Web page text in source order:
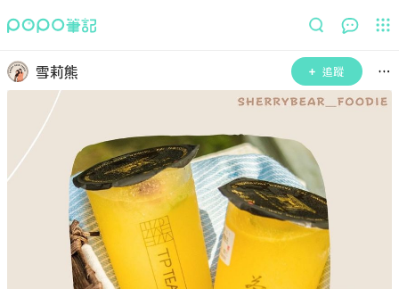
雪莉熊 追蹤